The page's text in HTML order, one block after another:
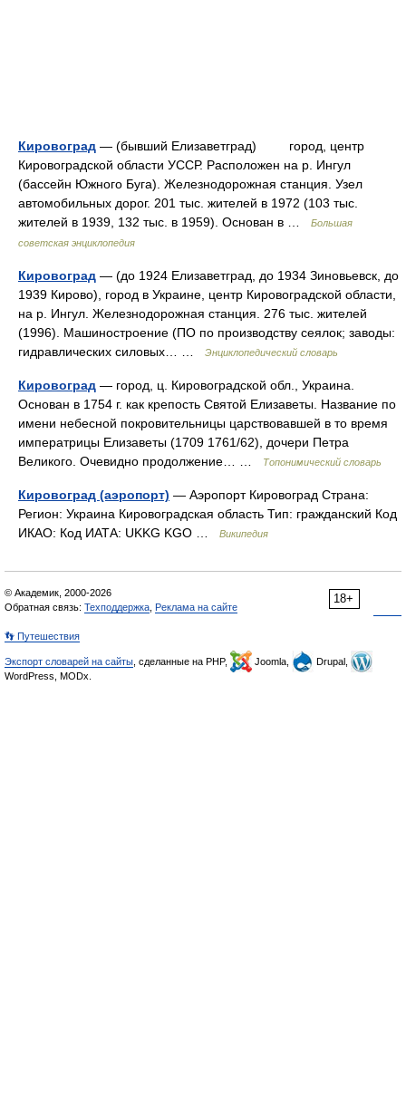
Кировоград — (бывший Елизаветград) город, центр
Кировоградской области УССР. Расположен на р. Ингул
(бассейн Южного Буга). Железнодорожная станция. Узел
автомобильных дорог. 201 тыс. жителей в 1972 (103 тыс.
жителей в 1939, 132 тыс. в 1959). Основан в …
Большая
советская энциклопедия
Кировоград — (до 1924 Елизаветград, до 1934 Зиновьевск, до
1939 Кирово), город в Украине, центр Кировоградской области,
на р. Ингул. Железнодорожная станция. 276 тыс. жителей
(1996). Машиностроение (ПО по производству сеялок; заводы:
гидравлических силовых… …
Энциклопедический словарь
Кировоград — город, ц. Кировоградской обл., Украина.
Основан в 1754 г. как крепость Святой Елизаветы. Название по
имени небесной покровительницы царствовавшей в то время
императрицы Елизаветы (1709 1761/62), дочери Петра
Великого. Очевидно продолжение… …
Топонимический словарь
Кировоград (аэропорт) — Аэропорт Кировоград Страна:
Регион: Украина Кировоградская область Тип: гражданский Код
ИКАО: Код ИАТА: UKKG KGO …
Википедия
18+
© Академик, 2000-2026
Обратная связь: Техподдержка Реклама на сайте
👣 Путешествия
Экспорт словарей на сайты , сделанные на PHP, Joomla,
Drupal,
WordPress, MODx.